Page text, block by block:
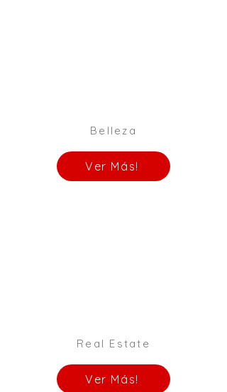
Belleza
Ver Más!
Real Estate
Ver Más!